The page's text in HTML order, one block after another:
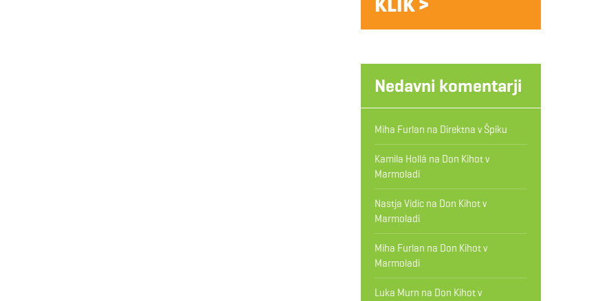
Nedavni komentarji
Miha Furlan na Direktna v Špiku
Kamila Hollá na Don Kihot v
Marmoladi
Nastja Vidicna Don Kihot v
Marmoladi
Miha Furlan na Don Kihot v
Marmoladi
Luka Murn na Don Kihot v